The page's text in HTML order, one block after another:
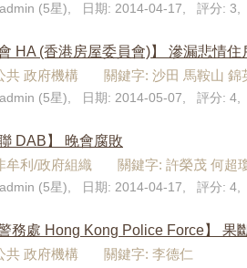
(5星), 日期: 2014-04-17, 評分: 3,
會 HA (香港房屋委員會)】 滲漏悲情
共 政府機構 關鍵字: 沙田 馬鞍山 錦
(5星), 日期: 2014-05-07, 評分: 4,
DAB】 晚會腐敗
牟利/政府組織 關鍵字: 許榮茂 何超
(5星), 日期: 2014-04-17, 評分: 4,
警務處 Hong Kong Police Force】 果
共 政府機構 關鍵字: 李德仁